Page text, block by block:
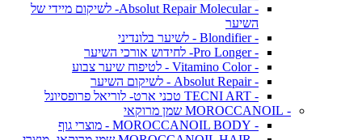
- Absolut Repair Molecular- לשיקום מיידי של
השיער
- Blondifier - לשיער בלונדיני
- Pro Longer- לחידוש אורכי השיער
- Vitamino Color - לטיפוח שיער צבוע
- Absolut Repair - לשיקום השיער
- TECNI ART טכני ארט- לוריאל פרופסיונל
- MOROCCANOIL שמן מרוקאי
- MOROCCANOIL BODY - מוצרי גוף